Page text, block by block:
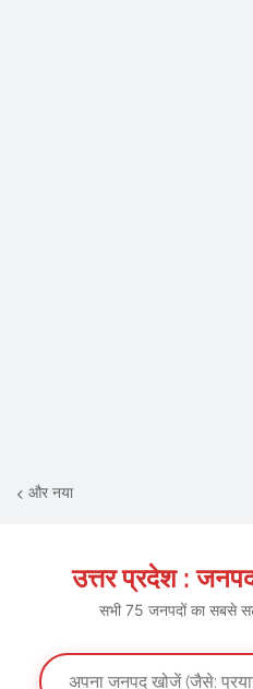
और नया
उत्तर प्रदेश :
सभी 75 जनपदों का सबसे